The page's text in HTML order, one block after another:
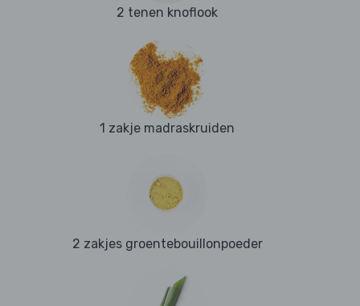
2 tenen knoflook
1 zakje madraskruiden
2 zakjes groentebouillonpoeder